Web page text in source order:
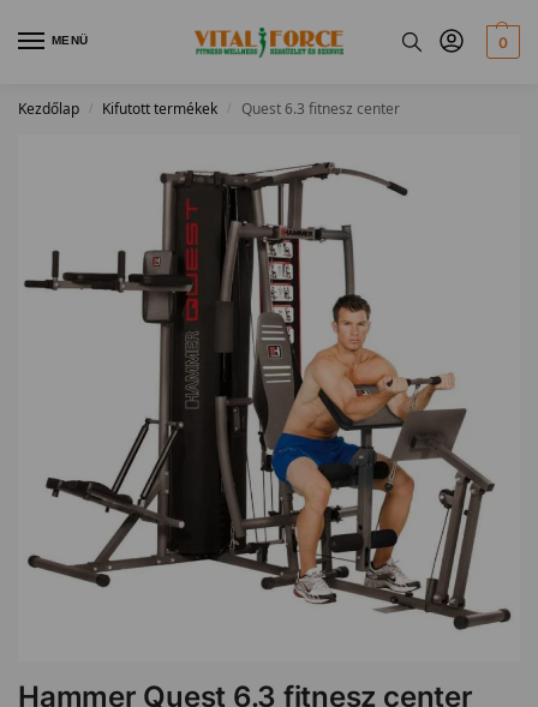
MENÜ 0
Kezdőlap / Kifutott termékek / Quest 6.3 fitnesz center
Hammer Quest 6.3 fitnesz center